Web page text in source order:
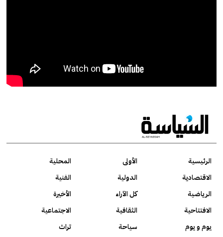
الرئيسية الأولى
المحلية
الاقتصادية
الدولية
الفنية
الرياضية
كل الآراء
الأخيرة
الافتتاحية
الثقافية
الاجتماعية
يوم و يوم
سياحة
تراث